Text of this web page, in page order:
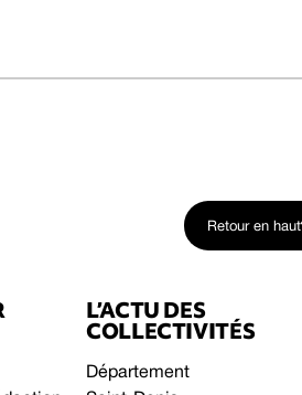
Retour en haut
L’ACTU DES
COLLECTIVITÉS
Département